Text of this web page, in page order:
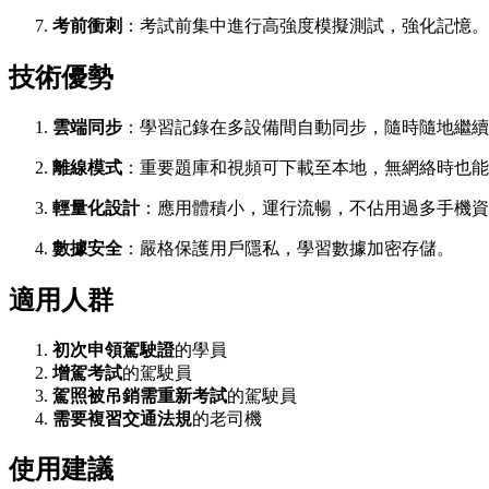
考前衝刺 ：考試前集中進行高強度模擬測試，強化記憶。
技術優勢
雲端同步 ：學習記錄在多設備間自動同步，隨時隨地繼續
離線模式 ：重要題庫和視頻可下載至本地，無網絡時也能
輕量化設計：應用體積小，運行流暢，不佔用過多手機資
數據安全 ：嚴格保護用戶隱私，學習數據加密存儲。
適用人群
初次申領駕駛證的學員
增駕考試的駕駛員
駕照被吊銷需重新考試的駕駛員
需要複習交通法規的老司機
使用建議